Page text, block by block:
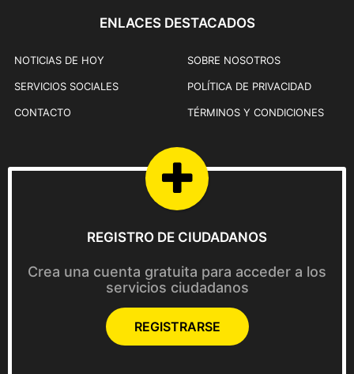
ENLACES DESTACADOS
NOTICIAS DE HOY
SERVICIOS SOCIALES
CONTACTO
SOBRE NOSOTROS
POLÍTICA DE PRIVACIDAD
TÉRMINOS Y CONDICIONES
REGISTRO DE CIUDADANOS
Crea una cuenta gratuita para acceder a los
servicios ciudadanos
REGISTRARSE